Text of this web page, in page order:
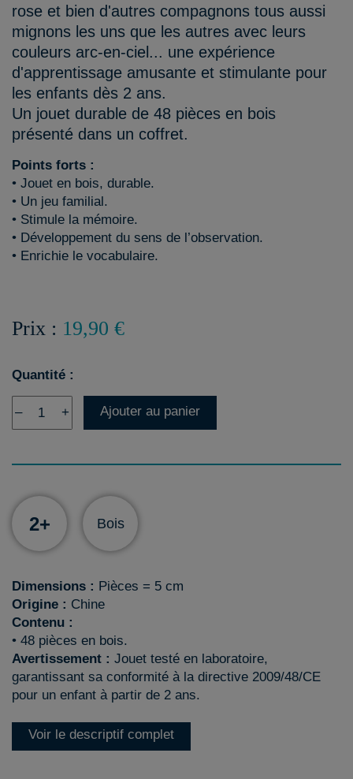
rose et bien d'autres compagnons tous aussi
mignons les uns que les autres avec leurs
couleurs arc-en-ciel... une expérience
d'apprentissage amusante et stimulante pour
les enfants dès 2 ans.
Un jouet durable de 48 pièces en bois
présenté dans un coffret.
Points forts :
• Jouet en bois, durable.
• Un jeu familial.
• Stimule la mémoire.
• Développement du sens de l’observation.
• Enrichie le vocabulaire.
Prix : 19,90 €
Quantité :
– + Ajouter au panier
2+ Bois
Dimensions : Pièces = 5 cm
Origine : Chine
Contenu :
• 48 pièces en bois.
Avertissement : Jouet testé en laboratoire,
garantissant sa conformité à la directive 2009/48/CE
pour un enfant à partir de 2 ans.
Voir le descriptif complet